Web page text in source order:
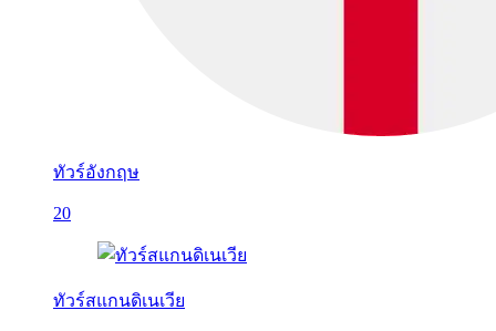
ทัวร์อังกฤษ
20
ทัวร์สแกนดิเนเวีย